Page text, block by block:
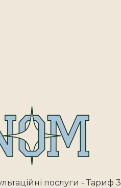
послуги - Тариф 3